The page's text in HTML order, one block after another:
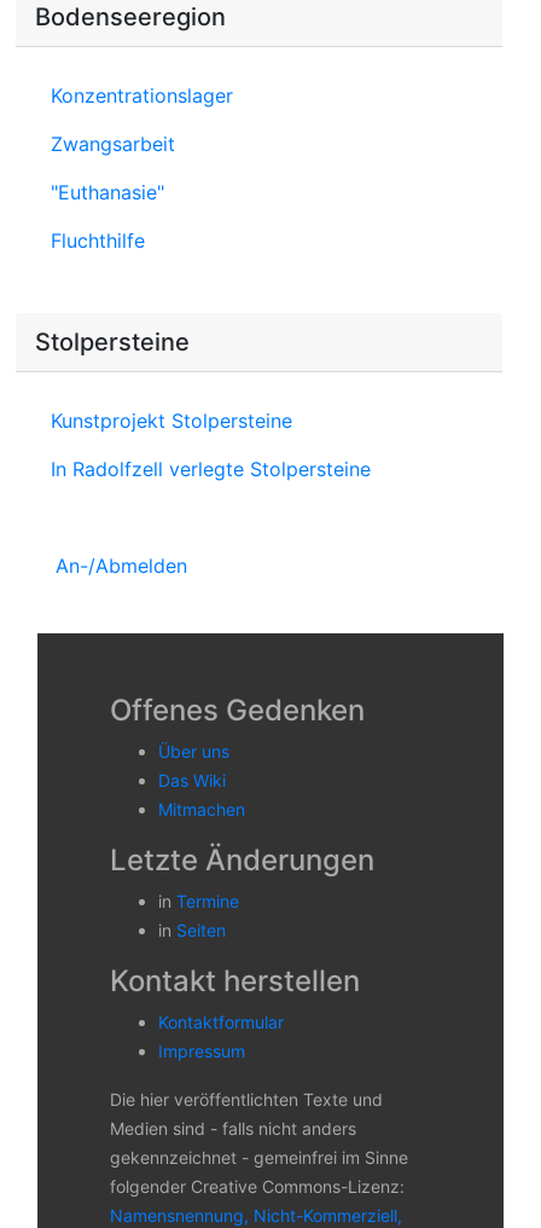
Bodenseeregion
Konzentrationslager
Zwangsarbeit
"Euthanasie"
Fluchthilfe
Stolpersteine
Kunstprojekt Stolpersteine
In Radolfzell verlegte Stolpersteine
An-/Abmelden
Offenes Gedenken
Über uns
Das Wiki
Mitmachen
Letzte Änderungen
in Termine
in Seiten
Kontakt herstellen
Kontaktformular
Impressum
Die hier veröffentlichten Texte und
Medien sind - falls nicht anders
gekennzeichnet - gemeinfrei im Sinne
folgender Creative Commons-Lizenz:
Namensnennung, Nicht-Kommerziell,